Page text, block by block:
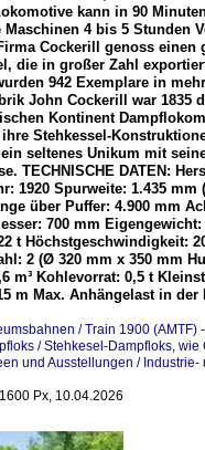
kann in 90
Maschinen 4 bis 5 Stunden
Cockerill genoss einen
die in großer Zahl
942 Exemplare in
John Cockerill war 1835
Kontinent
Stehkessel-
seltenes Unikum mit
TECHNISCHE DATEN:
1920 Spurweite: 1.435 mm
über Puffer: 4.900 mm
700 mm Eigengewicht:
t Höchstgeschwindigkeit:
2 (Ø 320 mm x 350 mm
m³ Kohlevorrat: 0,5 t
m Max. Anhängelast in der
/ Train 1900 (AMTF)
/ Stehkesel-Dampfloks, wie
und Ausstellungen /
Px, 10.04.2026